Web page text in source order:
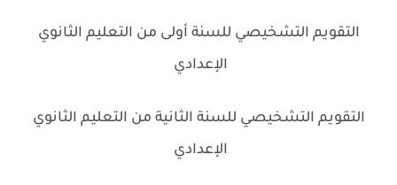
التقويم التشخيصي للسنة أولى من التعليم الثانوي
الإعدادي
التقويم التشخيصي للسنة الثانية من التعليم الثانوي
الإعدادي